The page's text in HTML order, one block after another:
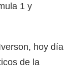
1 y
hoy día
de la